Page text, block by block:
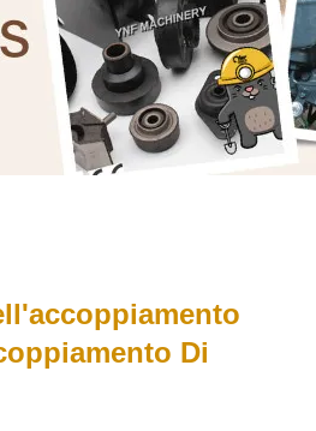
Di